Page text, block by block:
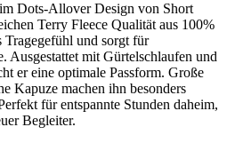
Dots-Allover Design von Short
Terry Fleece Qualität aus 100%
Tragegefühl und sorgt für
Ausgestattet mit Gürtelschlaufen und
er eine optimale Passform. Große
Kapuze machen ihn besonders
für entspannte Stunden daheim,
Begleiter.